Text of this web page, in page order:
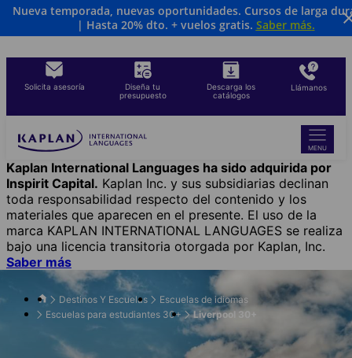
Skip
content
Solicita asesoría
Diseña tu
presupuesto
Descarga los
catálogos
Llámanos
MENU
Kaplan International Languages ha sido adquirida por
Inspirit Capital. Kaplan Inc. y sus subsidiarias declinan
toda responsabilidad respecto del contenido y los
materiales que aparecen en el presente. El uso de la
marca KAPLAN INTERNATIONAL LANGUAGES se realiza
bajo una licencia transitoria otorgada por Kaplan, Inc.
Saber más
Nueva temporada, nuevas oportunidades. Cursos de larga
| Hasta 20% dto. + vuelos gratis. Saber más.
Destinos Y Escuelas
Escuelas de idiomas
Escuelas para estudiantes 30+
Liverpool 30+